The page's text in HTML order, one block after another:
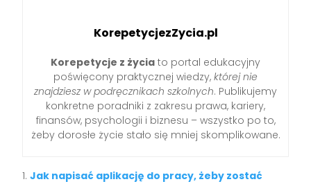
KorepetycjezZycia.pl
Korepetycje z życia to portal edukacyjny
poświęcony praktycznej wiedzy, której nie
znajdziesz w podręcznikach szkolnych. Publikujemy
konkretne poradniki z zakresu prawa, kariery,
finansów, psychologii i biznesu – wszystko po to,
żeby dorosłe życie stało się mniej skomplikowane.
Jak napisać aplikację do pracy, żeby zostać